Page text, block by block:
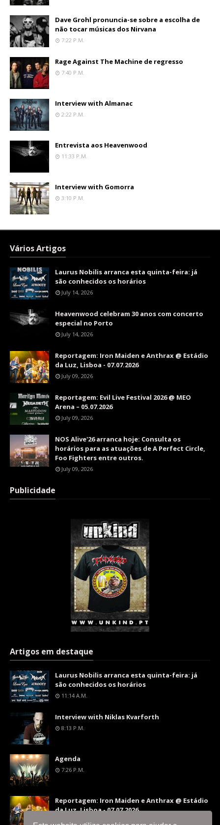
Dave Grohl pronuncia-se sobre a escolha de
não tocar músicas dos Nirvana
7:22 P.m.
Rage Against The Machine de regresso
7:40 P.m.
Interview with Almanac
2:22 P.m.
Entrevista aos Heavenwood
11:33 P.m.
Interview with Gomorra
3:10 P.m.
Vários Artigos
Laurus Nobilis arranca esta quinta-feira: já
são conhecidos os horários
July 14, 2026
Heavenwood celebram 30 anos com concerto
especial no Porto
July 14, 2026
Reportagem: Iron Maiden e Anthrax @ Estádio
da Luz, Lisboa - 07.07.2026
July 09, 2026
Reportagem: Evil Live Festival 2026 @ MEO
Arena – 05.07.2026
July 09, 2026
NOS Alive'26 arranca hoje: Consulta os
horários para as atuações de A Perfect Circle,
Foo Fighters entre outros.
July 09, 2026
Publicidade
Artigos em destaque
Laurus Nobilis arranca esta quinta-feira: já
são conhecidos os horários
11:14 A.m.
Interview with Niklas Kvarforth
8:13 P.m.
Agenda
7:26 P.m.
Reportagem: Iron Maiden e Anthrax @ Estádio
da Luz, Lisboa - 07.07.2026
9:36 P.m.